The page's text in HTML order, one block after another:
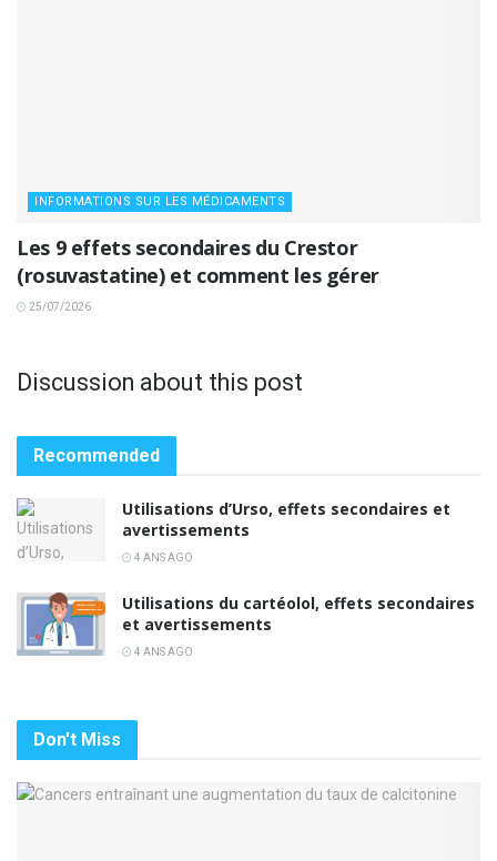
INFORMATIONS SUR LES MÉDICAMENTS
Les 9 effets secondaires du Crestor
(rosuvastatine) et comment les gérer
25/07/2026
Discussion about this post
Recommended
Utilisations d’Urso, effets secondaires et
avertissements
4 ANS AGO
Utilisations du cartéolol, effets secondaires
et avertissements
4 ANS AGO
Don't Miss